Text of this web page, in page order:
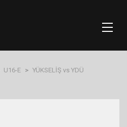
U16-E > YÜKSELİŞ vs YDÜ